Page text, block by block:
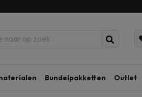
Bundelpakketten Outlet